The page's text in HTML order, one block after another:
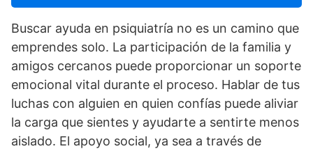
Buscar ayuda en psiquiatrí­a no es un camino que
emprendes solo. La participación de la familia y
amigos cercanos puede proporcionar un soporte
emocional vital durante el proceso. Hablar de tus
luchas con alguien en quien confí­as puede aliviar
la carga que sientes y ayudarte a sentirte menos
aislado. El apoyo social, ya sea a través de